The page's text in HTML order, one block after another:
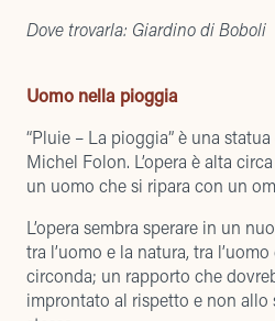
Dove trovarla: Giardino di Boboli
Uomo nella pioggia
“Pluie – La pioggia” è una
Michel Folon. L’opera è alta
un uomo che si ripara con un
L’opera sembra sperare in un
tra l’uomo e la natura, tra
circonda; un rapporto che
improntato al rispetto e non allo